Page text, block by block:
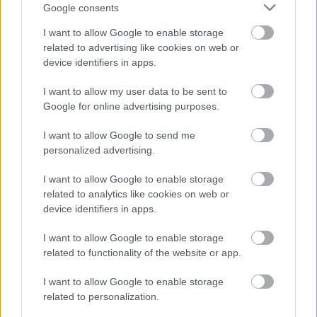
Google consents
I want to allow Google to enable storage
related to advertising like cookies on web or
device identifiers in apps.
I want to allow my user data to be sent to
Google for online advertising purposes.
I want to allow Google to send me
personalized advertising.
I want to allow Google to enable storage
related to analytics like cookies on web or
device identifiers in apps.
I want to allow Google to enable storage
related to functionality of the website or app.
I want to allow Google to enable storage
related to personalization.
Kicsivel kevesebb mint négy órára lakott tőlem, és
közeledett a karácsony. Azt javasolta, találkozzunk félúton,
egy kis kávézóban. Semleges hely, csak egy kávé és egy
Felhívtam a gyerekeimet, és mindent elmondtam. Nem
akartam, hogy azt higgyék, kísérteteket kergetek. Jonah
nevetett, és azt mondta: „Apa, ez a legromantikusabb dolog,
Claire, aki mindig óvatosabb, csak annyit tett hozzá: „Csak
„Igen” mondtam. „De lehet, most úgy változtunk, hogy végre
összeillünk.”